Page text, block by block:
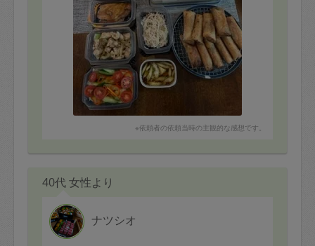
※依頼者の依頼当時の主観的な感想です。
40代 女性より
ナツシオ